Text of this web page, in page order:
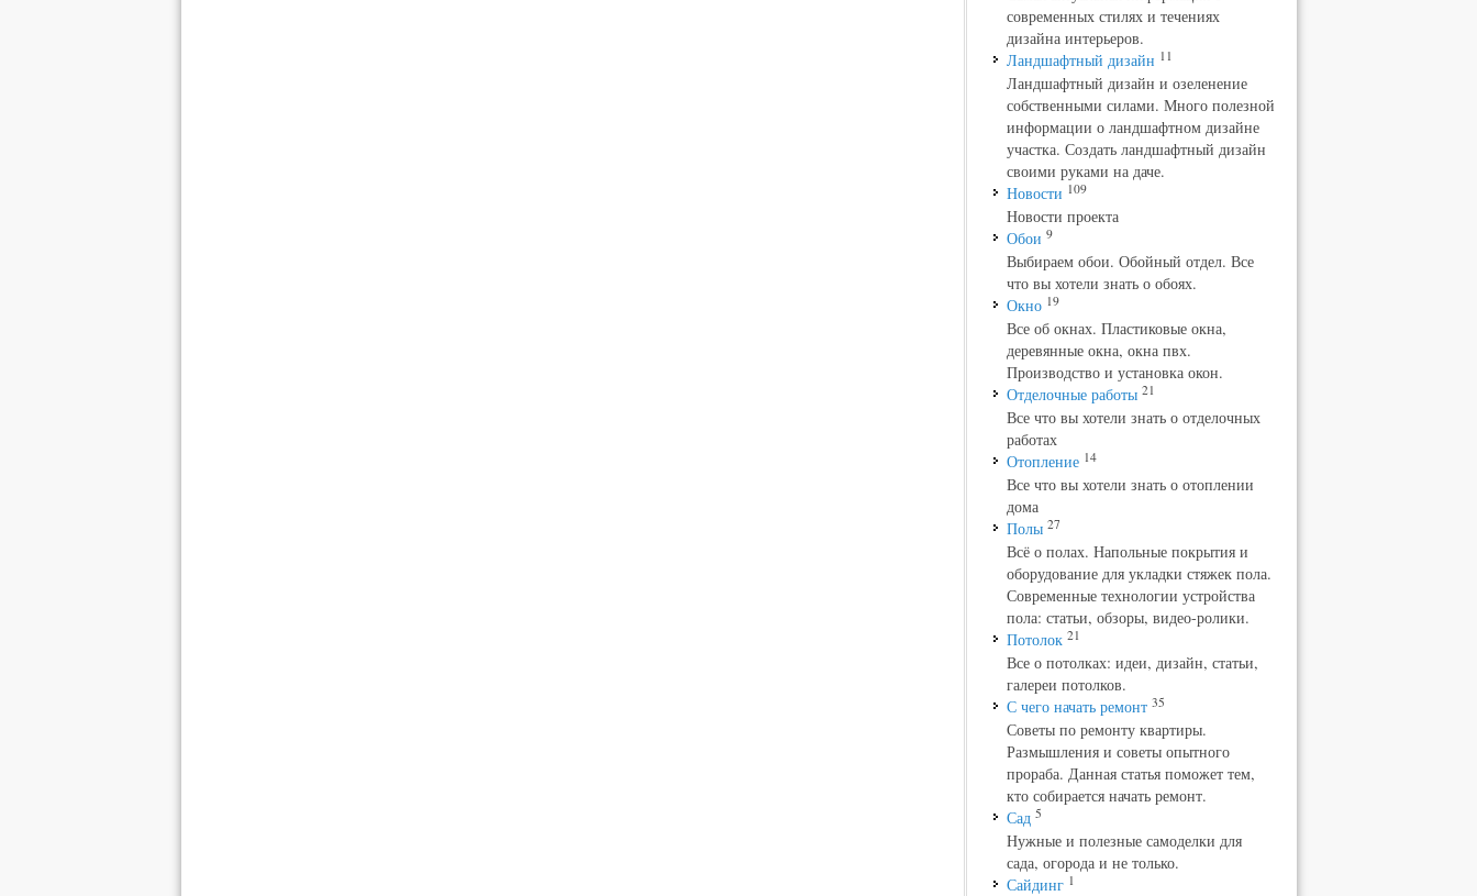
современных стилях и течениях
дизайна интерьеров.
Ландшафтный дизайн 11
Ландшафтный дизайн и озеленение
собственными силами. Много полезной
информации о ландшафтном дизайне
участка. Создать ландшафтный дизайн
своими руками на даче.
Новости 109
Новости проекта
Обои 9
Выбираем обои. Обойный отдел. Все
что вы хотели знать о обоях.
Окно 19
Все об окнах. Пластиковые окна,
деревянные окна, окна пвх.
Производство и установка окон.
Отделочные работы 21
Все что вы хотели знать о отделочных
работах
Отопление 14
Все что вы хотели знать о отоплении
дома
Полы 27
Всё о полах. Напольные покрытия и
оборудование для укладки стяжек пола.
Современные технологии устройства
пола: статьи, обзоры, видео-ролики.
Потолок 21
Все о потолках: идеи, дизайн, статьи,
галереи потолков.
С чего начать ремонт 35
Советы по ремонту квартиры.
Размышления и советы опытного
прораба. Данная статья поможет тем,
кто собирается начать ремонт.
Сад 5
Нужные и полезные самоделки для
сада, огорода и не только.
Сайдинг 1